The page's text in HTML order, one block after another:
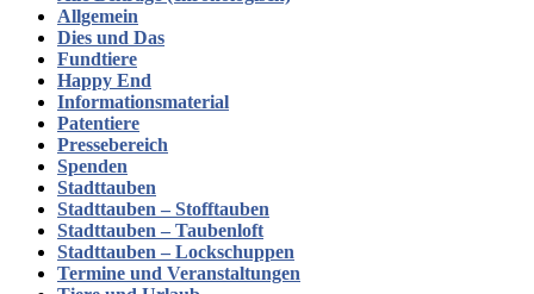
Allgemein
Dies und Das
Fundtiere
Happy End
Informationsmaterial
Patentiere
Pressebereich
Spenden
Stadttauben
Stadttauben – Stofftauben
Stadttauben – Taubenloft
Stadttauben – Lockschuppen
Termine und Veranstaltungen